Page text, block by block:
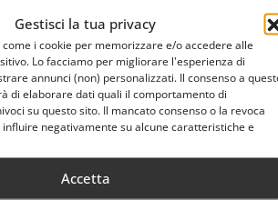
Gestisci la tua privacy
i cookie per memorizzare e/o accedere alle
Lo facciamo per migliorare l'esperienza di
annunci (non) personalizzati. Il consenso a
di elaborare dati quali il comportamento di
su questo sito. Il mancato consenso o la revoca
negativamente su alcune caratteristiche e
Accetta
di Milan e Inter: leggende del